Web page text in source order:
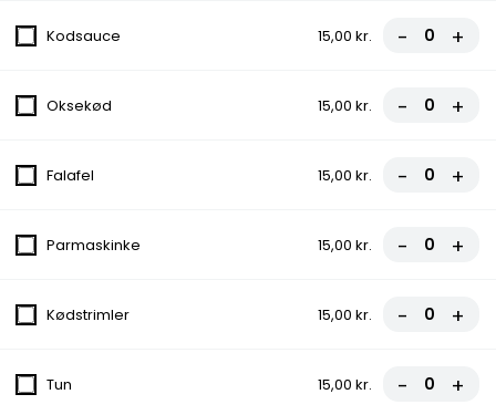
Kartoffel
Tomat, Ost, Pepperoni, Dressing
7. Bacone Pizza
fra
8. Amigo Pizza
Kodsauce 15,00 kr. - +
Oksekød 15,00 kr. - +
Falafel 15,00 kr. - +
Parmaskinke 15,00 kr. - +
Kødstrimler 15,00 kr. - +
Tun 15,00 kr. - +